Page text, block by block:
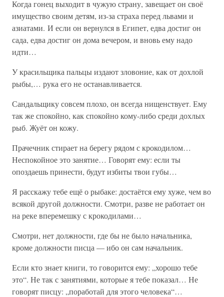
Когда гонец выходит в чужую страну, завещает он своё
имущество своим детям, из-за страха перед львами и
азиатами. И если он вернулся в Египет, едва достиг он
сада, едва достиг он дома вечером, и вновь ему надо
идти…
У красильщика пальцы издают зловоние, как от дохлой
рыбы,… рука его не останавливается.
Сандальщику совсем плохо, он всегда нищенствует. Ему
так же спокойно, как спокойно кому-либо среди дохлых
рыб. Жуёт он кожу.
Прачечник стирает на берегу рядом с крокодилом…
Неспокойное это занятие… Говорят ему: если ты
опоздаешь принести, будут избиты твои губы…
Я расскажу тебе ещё о рыбаке: достаётся ему хуже, чем во
всякой другой должности. Смотри, разве не работает он
на реке вперемешку с крокодилами…
Смотри, нет должности, где бы не было начальника,
кроме должности писца — ибо он сам начальник.
Если кто знает книги, то говорится ему: „хорошо тебе
это“. Не так с занятиями, которые я тебе показал… Не
говорят писцу: „поработай для этого человека“…